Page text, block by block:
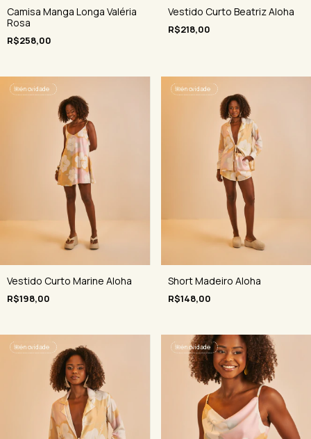
Camisa Manga Longa Valéria
Rosa
R$258,00
Vestido Curto Beatriz Aloha
R$218,00
🌺é novidade
Vestido Curto Marine Aloha
R$198,00
🌺é novidade
Short Madeiro Aloha
R$148,00
🌺é novidade 🌺é novidade